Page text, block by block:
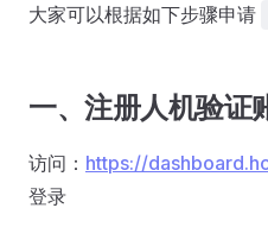
大家可以根据如下步骤申请
一、注册人机验证
访问： https://
登录